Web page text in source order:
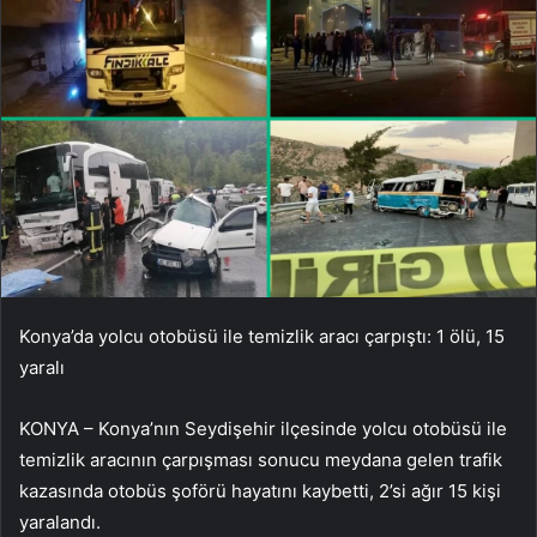
Konya’da yolcu otobüsü ile temizlik aracı çarpıştı: 1 ölü, 15
yaralı
KONYA – Konya’nın Seydişehir ilçesinde yolcu otobüsü ile
temizlik aracının çarpışması sonucu meydana gelen trafik
kazasında otobüs şoförü hayatını kaybetti, 2’si ağır 15 kişi
yaralandı.